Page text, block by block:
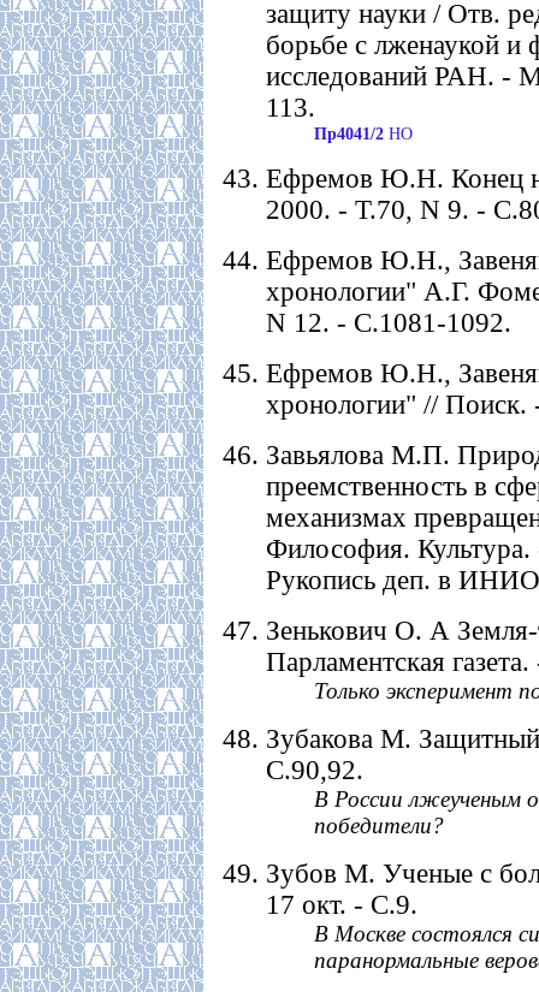
защиту науки / Отв.
борьбе с лженаукой и
исследований РАН. -
113.
Пр4041/2 НО
Ефремов Ю.Н. Конец
2000. - Т.70, N 9. -
Ефремов Ю.Н.,
хронологии" А.Г.
N 12. - С.1081-1092.
Ефремов Ю.Н.,
хронологии" //
Завьялова М.П.
преемственность в
механизмах
Философия.
Рукопись деп. в
Зенькович О. А Земля-
Парламентская
Только эксперимент
Зубакова М.
С.90,92.
В России лжеученым
победители?
Зубов М. Ученые с
17 окт. - С.9.
В Москве состоялся
паранормальные